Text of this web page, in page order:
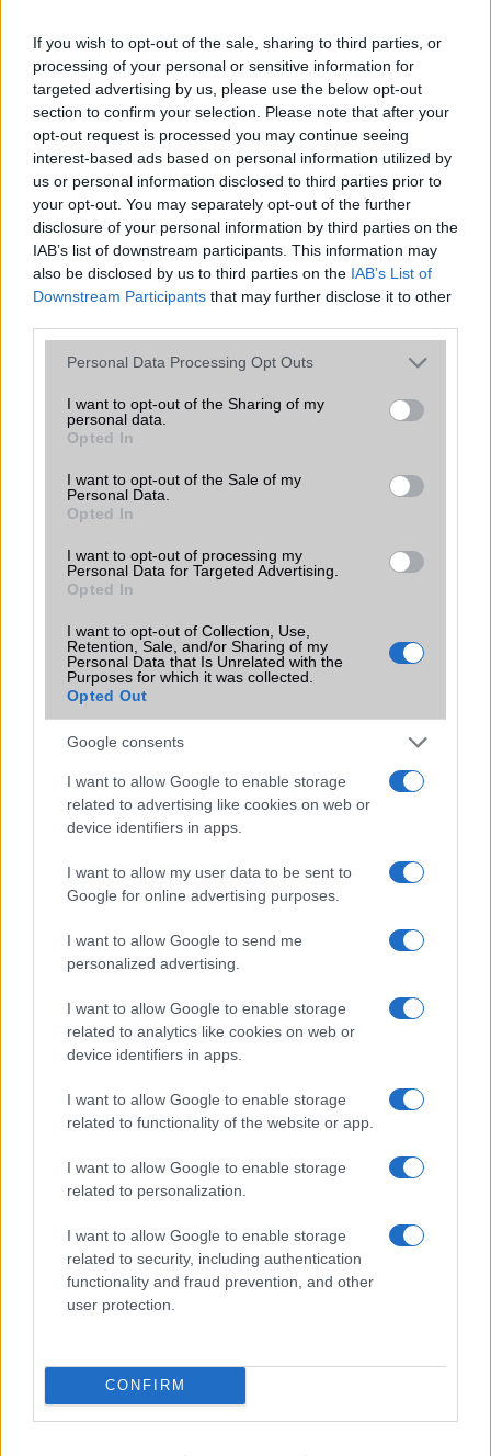
If you wish to opt-out of the sale, sharing to third parties, or
processing of your personal or sensitive information for
targeted advertising by us, please use the below opt-out
section to confirm your selection. Please note that after your
opt-out request is processed you may continue seeing
interest-based ads based on personal information utilized by
us or personal information disclosed to third parties prior to
your opt-out. You may separately opt-out of the further
disclosure of your personal information by third parties on the
IAB’s list of downstream participants. This information may
also be disclosed by us to third parties on the IAB’s List of
Downstream Participants that may further disclose it to other
Please note that this website/app uses one or more Google
not limited to your visit or usage behaviour. You may click to
grant or deny consent to Google and its third-party tags to
use your data for below specified purposes in below Google
consent section.
Personal Data Processing Opt Outs
I want to opt-out of the Sharing of my
personal data.
Opted In
I want to opt-out of the Sale of my
Personal Data.
Opted In
I want to opt-out of processing my
Personal Data for Targeted Advertising.
Opted In
I want to opt-out of Collection, Use,
Retention, Sale, and/or Sharing of my
Personal Data that Is Unrelated with the
Purposes for which it was collected.
Opted Out
Google consents
I want to allow Google to enable storage
related to advertising like cookies on web or
device identifiers in apps.
I want to allow my user data to be sent to
Google for online advertising purposes.
I want to allow Google to send me
personalized advertising.
I want to allow Google to enable storage
related to analytics like cookies on web or
device identifiers in apps.
I want to allow Google to enable storage
related to functionality of the website or app.
I want to allow Google to enable storage
related to personalization.
I want to allow Google to enable storage
related to security, including authentication
functionality and fraud prevention, and other
user protection.
CONFIRM
245.000 Ft (új)
Apple Watch Series 11
210.000 Ft (új)
Apple iPhone 15
269.000 Ft (új)
Számos népszerű Samsung Galaxy
készülék kimarad a One UI 9
frissítésből – itt a lista az érintett
modellekről
A One UI 9 érkezése új mesterséges intelligencia-
funkciókat és továbbfejlesztett kezelőfelületet hoz,
azonban több korábbi csúcskategóriás és középkategóriás
Galaxy készülék számára ez lesz az út vége.
iPhone 18 bemutató dátum - ekkor
rántja le a leplet az Apple az új
csúcsmobilokról
2026.06.29| Phone Arena
A szeptemberi eseményen az iPhone 18 Pro modellek
mellett a régóta pletykált hajlítható iPhone Ultra is
bemutatkozhat, miközben az áremelésekről szóló
Az Android rejtett automatizmusai: hat
funkció, amely észrevétlenül könnyíti
meg a mindennapokat
2026.06.14| Android Police
Sok felhasználó külön alkalmazásokra esküszik, pedig az
Android már évek óta olyan intelligens funkciókat kínál,
Ez a rejtett Samsung funkció teljesen
megváltoztatja a mobilhasználatot –